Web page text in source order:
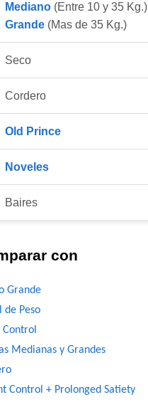
Mediano (Entre 10 y 35 Kg.)
Grande (Mas de 35 Kg.)
Seco
Cordero
Old Prince
Noveles
Baires
con
Grande
Peso
Medianas y Grandes
Control + Prolonged Satiety